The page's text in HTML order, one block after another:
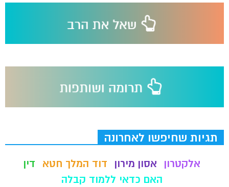
תגיות שחיפשו לאחרונה
אלקטרון אסון מירון דוד המלך חטא
דין
האם כדאי ללמוד קבלה